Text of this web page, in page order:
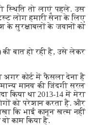
स्थिति तो लाएं पहले. उस
लोग हमारी सेना के लिए
के सुरक्षाबलों के जवानों को
बात हो रही है, उसे लेकर
अगर कोर्ट में फैसला देना है
मानव की जिंदगी सरल
किया था 2013-14 में मेरा
को परेशान करता है. और
कि भाई कानून खत्म नहीं
काम किया है.